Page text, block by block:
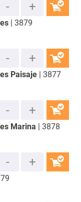
| 3879
Paisaje| 3877
COMPRAR
Marina | 3878
COMPRAR